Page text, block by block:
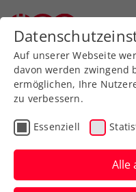
Zurück zur
Turniere
Zweite
für Upper
Auf unserer Webseite
davon werden zwingend
ermöglichen, Ihre
zu verbessern.
Essenziell
Alle